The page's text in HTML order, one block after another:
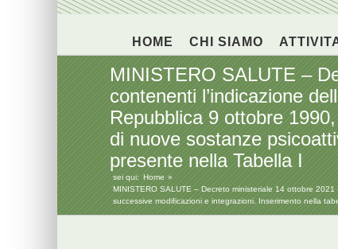
HOME CHI SIAMO
MINISTERO SALUTE –
contenenti l’indicazione
Repubblica 9 ottobre
di nuove sostanze
presente nella Tabella I
sei qui: Home
MINISTERO SALUTE – Decreto ministeriale 14 ottobre
successive modificazioni e integrazioni. Inserimento nella